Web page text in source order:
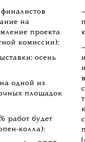
на
проекта
комиссии);
осень
одной из
площадок
работ будет
колла);